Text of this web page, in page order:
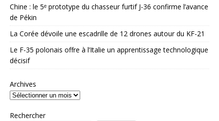
Chine : le 5ᵉ prototype du chasseur furtif J-36 confirme l’avance
de Pékin
La Corée dévoile une escadrille de 12 drones autour du KF-21
Le F-35 polonais offre à l’Italie un apprentissage technologique
décisif
Archives
Rechercher